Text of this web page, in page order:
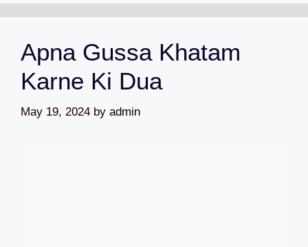
Apna Gussa Khatam
Karne Ki Dua
May 19, 2024 by admin